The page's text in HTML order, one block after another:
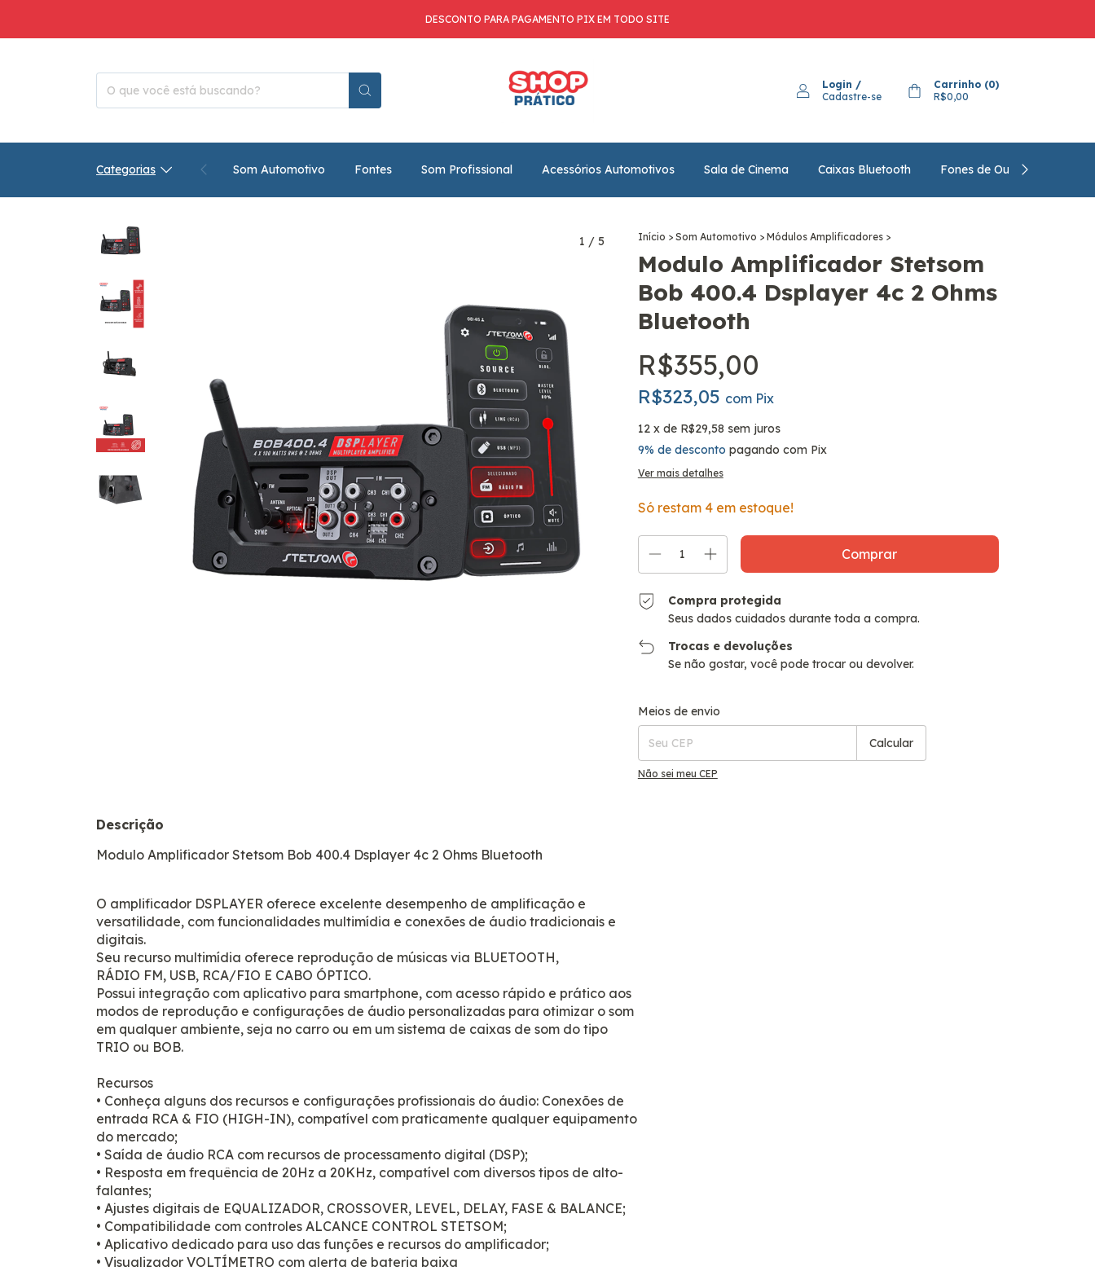
DESCONTO PARA PAGAMENTO PIX EM TODO SITE
Login /
Cadastre-se
Carrinho (0)
R$0,00
Categorias Som Automotivo Fontes Som Profissional Acessórios Automotivos Sala de Cinema Caixas Bluetooth Fones de Ouvido
1 / 5 Início > Som Automotivo > Módulos Amplificadores >
Modulo Amplificador Stetsom
Bob 400.4 Dsplayer 4c 2 Ohms
Bluetooth
R$355,00
R$323,05 com Pix
12 x de R$29,58 sem juros
9% de desconto pagando com Pix
Ver mais detalhes
Só restam 4em estoque!
Compra protegida
Seus dados cuidados durante toda a compra.
Trocas e devoluções
Se não gostar, você pode trocar ou devolver.
Entregas para o CEP:
Meios de envio
Calcular
Não sei meu CEP
Descrição
Modulo Amplificador Stetsom Bob 400.4 Dsplayer 4c 2 Ohms Bluetooth
O amplificador DSPLAYER oferece excelente desempenho de amplificação e
versatilidade, com funcionalidades multimídia e conexões de áudio tradicionais e
digitais.
Seu recurso multimídia oferece reprodução de músicas via BLUETOOTH,
RÁDIO FM, USB, RCA/FIO E CABO ÓPTICO.
Possui integração com aplicativo para smartphone, com acesso rápido e prático aos
modos de reprodução e configurações de áudio personalizadas para otimizar o som
em qualquer ambiente, seja no carro ou em um sistema de caixas de som do tipo
TRIO ou BOB.
Recursos
• Conheça alguns dos recursos e configurações profissionais do áudio: Conexões de
entrada RCA & FIO (HIGH-IN), compatível com praticamente qualquer equipamento
do mercado;
• Saída de áudio RCA com recursos de processamento digital (DSP);
• Resposta em frequência de 20Hz a 20KHz, compatível com diversos tipos de alto-
falantes;
• Ajustes digitais de EQUALIZADOR, CROSSOVER, LEVEL, DELAY, FASE & BALANCE;
• Compatibilidade com controles ALCANCE CONTROL STETSOM;
• Aplicativo dedicado para uso das funções e recursos do amplificador;
• Visualizador VOLTÍMETRO com alerta de bateria baixa